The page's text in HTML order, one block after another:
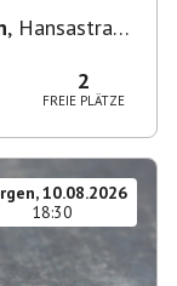
, Hansastraße
2
FREIE PLÄTZE
10.08.2026
18:30